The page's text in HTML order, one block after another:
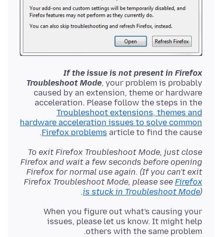
If the issue is not present in Firefox
Troubleshoot Mode, your problem is probably
caused by an extension, theme or hardware
acceleration. Please follow the steps in the
Troubleshoot extensions, themes and
hardware acceleration issues to solve common
Firefox problems article to find the cause.
To exit Firefox Troubleshoot Mode, just close
Firefox and wait a few seconds before opening
Firefox for normal use again. (If you can't exit
Firefox Troubleshoot Mode, please see Firefox
is stuck in Troubleshoot Mode).
When you figure out what's causing your
issues, please let us know. It might help
others with the same problem.